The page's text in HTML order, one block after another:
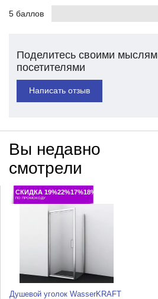
5 баллов
Поделитесь своими
посетителями
Написать отзыв
Вы недавно
смотрели
СКИДКА 19%22%17%18%
ПО ПРОМОКОДУ
Душевой уголок WasserKRAFT